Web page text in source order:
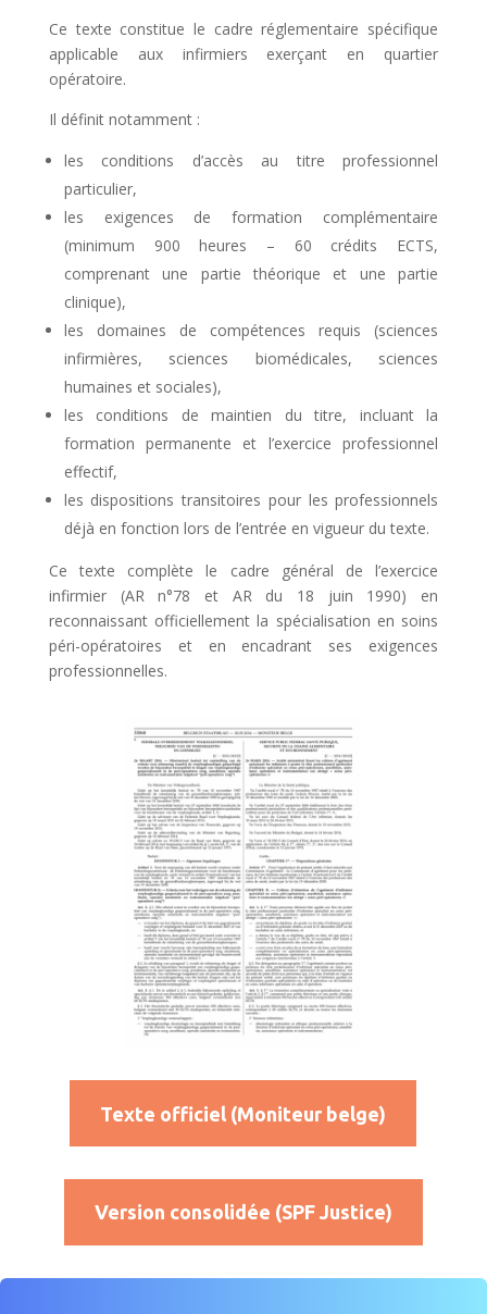
Ce texte constitue le cadre réglementaire spécifique
applicable aux infirmiers exerçant en quartier
opératoire.
Il définit notamment :
les conditions d’accès au titre professionnel
particulier,
les exigences de formation complémentaire
(minimum 900 heures – 60 crédits ECTS,
comprenant une partie théorique et une partie
clinique),
les domaines de compétences requis (sciences
infirmières, sciences biomédicales, sciences
humaines et sociales),
les conditions de maintien du titre, incluant la
formation permanente et l’exercice professionnel
effectif,
les dispositions transitoires pour les professionnels
déjà en fonction lors de l’entrée en vigueur du texte.
Ce texte complète le cadre général de l’exercice
infirmier (AR n°78 et AR du 18 juin 1990) en
reconnaissant officiellement la spécialisation en soins
péri-opératoires et en encadrant ses exigences
professionnelles.
Texte officiel (Moniteur belge)
Version consolidée (SPF Justice)